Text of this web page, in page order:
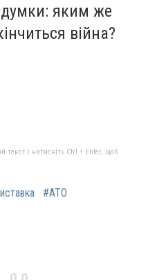
думки: яким же
війна?
текст і натисніть Ctrl + Enter, щоб
#АТО